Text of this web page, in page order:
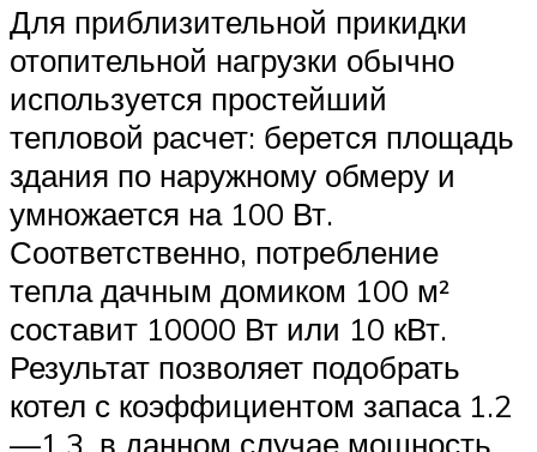
Для приблизительной прикидки
отопительной нагрузки обычно
используется простейший
тепловой расчет: берется площадь
здания по наружному обмеру и
умножается на 100 Вт.
Соответственно, потребление
тепла дачным домиком 100 м²
составит 10000 Вт или 10 кВт.
Результат позволяет подобрать
котел с коэффициентом запаса 1.2
—1.3, в данном случае мощность